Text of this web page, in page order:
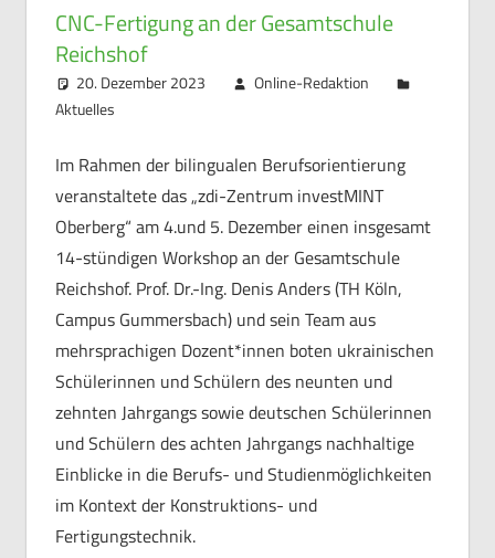
CNC-Fertigung an der Gesamtschule
Reichshof
20. Dezember 2023
Online-Redaktion
Aktuelles
Im Rahmen der bilingualen Berufsorientierung
veranstaltete das „zdi-Zentrum investMINT
Oberberg“ am 4.und 5. Dezember einen insgesamt
14-stündigen Workshop an der Gesamtschule
Reichshof. Prof. Dr.-Ing. Denis Anders (TH Köln,
Campus Gummersbach) und sein Team aus
mehrsprachigen Dozent*innen boten ukrainischen
Schülerinnen und Schülern des neunten und
zehnten Jahrgangs sowie deutschen Schülerinnen
und Schülern des achten Jahrgangs nachhaltige
Einblicke in die Berufs- und Studienmöglichkeiten
im Kontext der Konstruktions- und
Fertigungstechnik.